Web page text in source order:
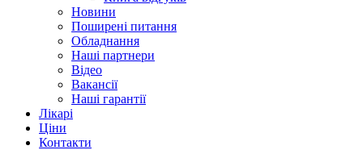
Новини
Поширені питання
Обладнання
Наші партнери
Відео
Вакансії
Наші гарантії
Лікарі
Ціни
Контакти